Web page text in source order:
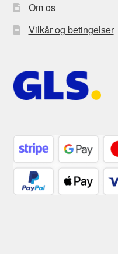
Om os
Vilkår og betingelser